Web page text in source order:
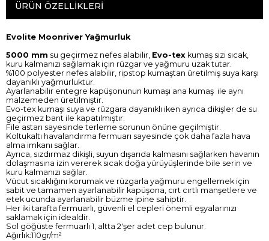
ÜRÜN ÖZELLIKLERI
Evolite Moonriver Yağmurluk
5000 mm su geçirmez nefes alabilir, Evo-tex kumaş sizi sıcak,
kuru kalmanızı sağlamak için rüzgar ve yağmuru uzak tutar.
%100 polyester nefes alabilir, ripstop kumaştan üretilmiş suya karşı
dayanıklı yağmurluktur.
Ayarlanabilir entegre kapüşonunun kumaşı ana kumaş ile aynı
malzemeden üretilmiştir.
Evo-tex kumaşı suya ve rüzgara dayanıklı iken ayrıca dikişler de su
geçirmez bant ile kapatılmıştır.
File astarı sayesinde terleme sorunun önüne geçilmiştir.
Koltukaltı havalandırma fermuarı sayesinde çok daha fazla hava
alma imkanı sağlar.
Ayrıca, sızdırmaz dikişli, suyun dışarıda kalmasını sağlarken havanın
dolaşmasına izin vererek sıcak doğa yürüyüşlerinde bile serin ve
kuru kalmanızı sağlar.
Vücut sıcaklığını korumak ve rüzgarla yağmuru engellemek için
sabit ve tamamen ayarlanabilir kapüşona, cırt cırtlı manşetlere ve
etek ucunda ayarlanabilir büzme ipine sahiptir.
Her iki tarafta fermuarlı, güvenli el cepleri önemli eşyalarınızı
saklamak için idealdir.
Sol göğüste fermuarlı 1, altta 2'şer adet cep bulunur.
Ağırlık:110gr/m²